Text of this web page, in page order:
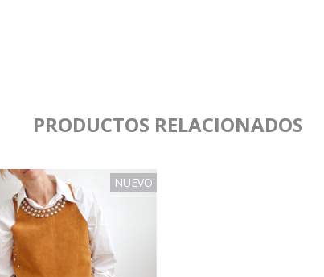
PRODUCTOS RELACIONADOS
NUEVO